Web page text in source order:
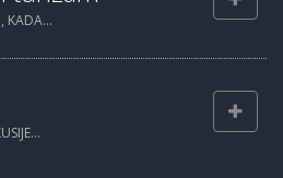
KADA...